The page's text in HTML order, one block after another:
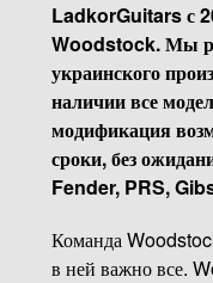
LadkorGuitars с
Woodstock. Мы
украинского
наличии все
модификация
сроки, без
Fender, PRS,
Команда
в ней важно все.